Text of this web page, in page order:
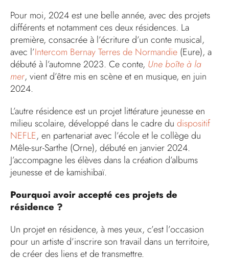
Pour moi, 2024 est une belle année, avec des projets
différents et notamment ces deux résidences. La
première, consacrée à l’écriture d’un conte musical,
avec l’Intercom Bernay Terres de Normandie (Eure), a
débuté à l’automne 2023. Ce conte, Une boîte à la
mer, vient d’être mis en scène et en musique, en juin
2024.
L’autre résidence est un projet littérature jeunesse en
milieu scolaire, développé dans le cadre du dispositif
NEFLE, en partenariat avec l’école et le collège du
Mêle-sur-Sarthe (Orne), débuté en janvier 2024.
J’accompagne les élèves dans la création d’albums
jeunesse et de kamishibaï.
Pourquoi avoir accepté ces projets de
résidence ?
Un projet en résidence, à mes yeux, c’est l’occasion
pour un artiste d’inscrire son travail dans un territoire,
de créer des liens et de transmettre.